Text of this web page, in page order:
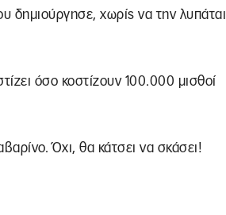
δημιούργησε, χωρίς να την λυπάται
όσο κοστίζουν 100.000 μισθοί
Όχι, θα κάτσει να σκάσει!